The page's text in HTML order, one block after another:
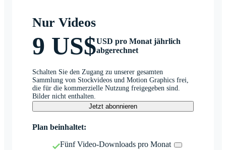
Nur Videos
9 US$USD pro Monat jährlich
abgerechnet
Schalten Sie den Zugang zu unserer gesamten
Sammlung von Stockvideos und Motion Graphics frei,
die für die kommerzielle Nutzung freigegeben sind.
Bilder nicht enthalten.
Jetzt abonnieren
Plan beinhaltet:
Fünf Video-Downloads pro Monat